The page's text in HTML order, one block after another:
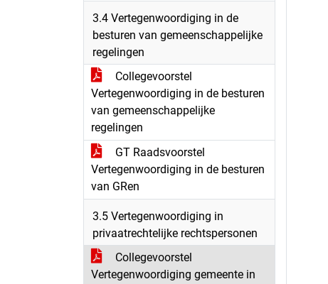
3.4 Vertegenwoordiging in de
besturen van gemeenschappelijke
regelingen
Collegevoorstel
Vertegenwoordiging in de besturen
van gemeenschappelijke
regelingen
GT Raadsvoorstel
Vertegenwoordiging in de besturen
van GRen
3.5 Vertegenwoordiging in
privaatrechtelijke rechtspersonen
Collegevoorstel
Vertegenwoordiging gemeente in